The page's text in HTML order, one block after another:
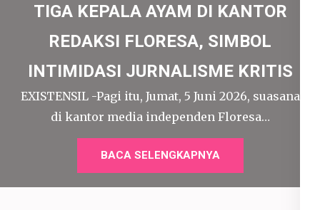
TIGA KEPALA AYAM DI KANTOR
REDAKSI FLORESA, SIMBOL
INTIMIDASI JURNALISME KRITIS
EXISTENSIL -Pagi itu, Jumat, 5 Juni 2026, suasana
di kantor media independen Floresa…
BACA SELENGKAPNYA